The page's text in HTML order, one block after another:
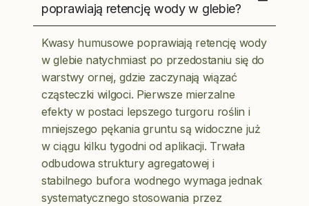
poprawiają retencję wody w glebie?
Kwasy humusowe poprawiają retencję wody
w glebie natychmiast po przedostaniu się do
warstwy ornej, gdzie zaczynają wiązać
cząsteczki wilgoci. Pierwsze mierzalne
efekty w postaci lepszego turgoru roślin i
mniejszego pękania gruntu są widoczne już
w ciągu kilku tygodni od aplikacji. Trwała
odbudowa struktury agregatowej i
stabilnego bufora wodnego wymaga jednak
systematycznego stosowania przez